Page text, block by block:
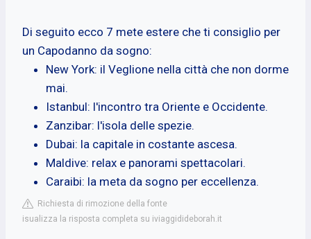
Di seguito ecco 7 mete estere che ti consiglio per
un Capodanno da sogno:
New York: il Veglione nella città che non dorme
mai.
Istanbul: l'incontro tra Oriente e Occidente.
Zanzibar: l'isola delle spezie.
Dubai: la capitale in costante ascesa.
Maldive: relax e panorami spettacolari.
Caraibi: la meta da sogno per eccellenza.
Richiesta di rimozione della fonte
isualizza la risposta completa su iviaggidideborah.it